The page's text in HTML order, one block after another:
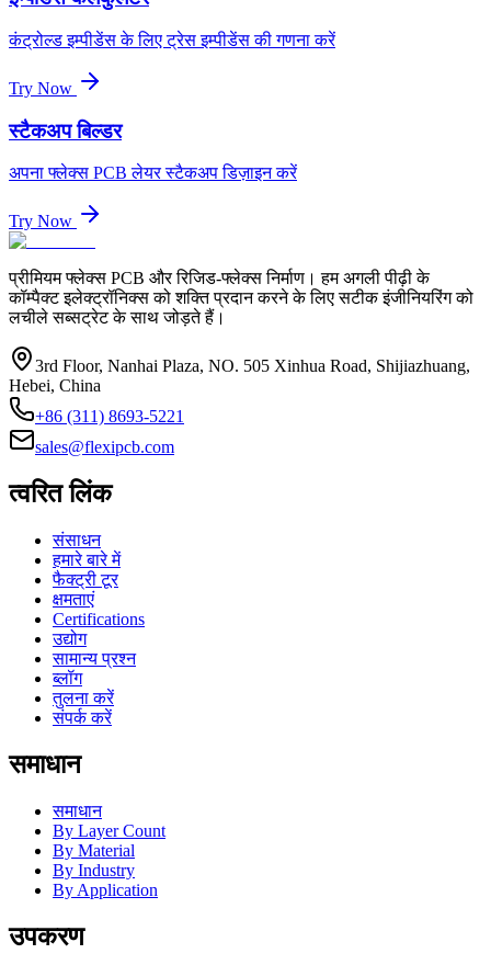
कंट्रोल्ड इम्पीडेंस के लिए ट्रेस इम्पीडेंस की गणना करें
Try Now
स्टैकअप बिल्डर
अपना फ्लेक्स PCB लेयर स्टैकअप डिज़ाइन करें
Try Now
प्रीमियम फ्लेक्स PCB और रिजिड-फ्लेक्स निर्माण। हम अगली पीढ़ी के
कॉम्पैक्ट इलेक्ट्रॉनिक्स को शक्ति प्रदान करने के लिए सटीक इंजीनियरिंग को
लचीले सब्सट्रेट के साथ जोड़ते हैं।
3rd Floor, Nanhai Plaza, NO. 505 Xinhua Road, Shijiazhuang,
Hebei, China
+86 (311) 8693-5221
sales@flexipcb.com
त्वरित लिंक
संसाधन
हमारे बारे में
फैक्ट्री टूर
क्षमताएं
Certifications
उद्योग
सामान्य प्रश्न
ब्लॉग
तुलना करें
संपर्क करें
समाधान
समाधान
By Layer Count
By Material
By Industry
By Application
उपकरण